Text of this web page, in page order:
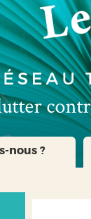
nous ?